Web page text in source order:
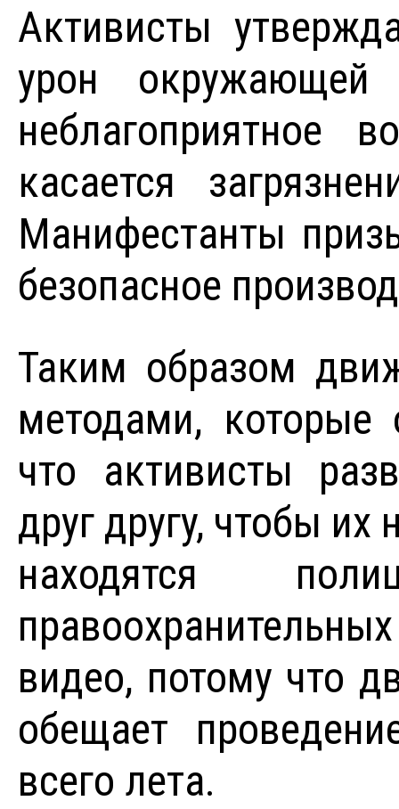
Активисты
урон
неблагоприятное
касается
Манифестанты
безопасное
Таким образом
методами,
что активисты
друг другу, чтобы
находятся
видео, потому что
обещает
всего лета.